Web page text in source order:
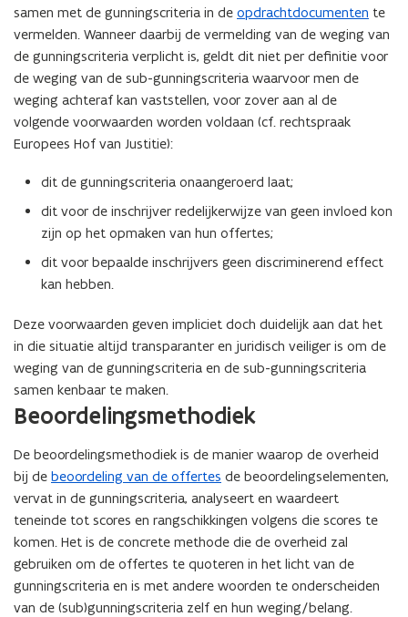
samen met de gunningscriteria in de opdrachtdocumenten te
vermelden. Wanneer daarbij de vermelding van de weging van
de gunningscriteria verplicht is, geldt dit niet per definitie voor
de weging van de sub-gunningscriteria waarvoor men de
weging achteraf kan vaststellen, voor zover aan al de
volgende voorwaarden worden voldaan (cf. rechtspraak
Europees Hof van Justitie):
dit de gunningscriteria onaangeroerd laat;
dit voor de inschrijver redelijkerwijze van geen invloed kon
zijn op het opmaken van hun offertes;
dit voor bepaalde inschrijvers geen discriminerend effect
kan hebben.
Deze voorwaarden geven impliciet doch duidelijk aan dat het
in die situatie altijd transparanter en juridisch veiliger is om de
weging van de gunningscriteria en de sub-gunningscriteria
samen kenbaar te maken.
Beoordelingsmethodiek
De beoordelingsmethodiek is de manier waarop de overheid
bij de beoordeling van de offertes de beoordelingselementen,
vervat in de gunningscriteria, analyseert en waardeert
teneinde tot scores en rangschikkingen volgens die scores te
komen. Het is de concrete methode die de overheid zal
gebruiken om de offertes te quoteren in het licht van de
gunningscriteria en is met andere woorden te onderscheiden
van de (sub)gunningscriteria zelf en hun weging/belang.